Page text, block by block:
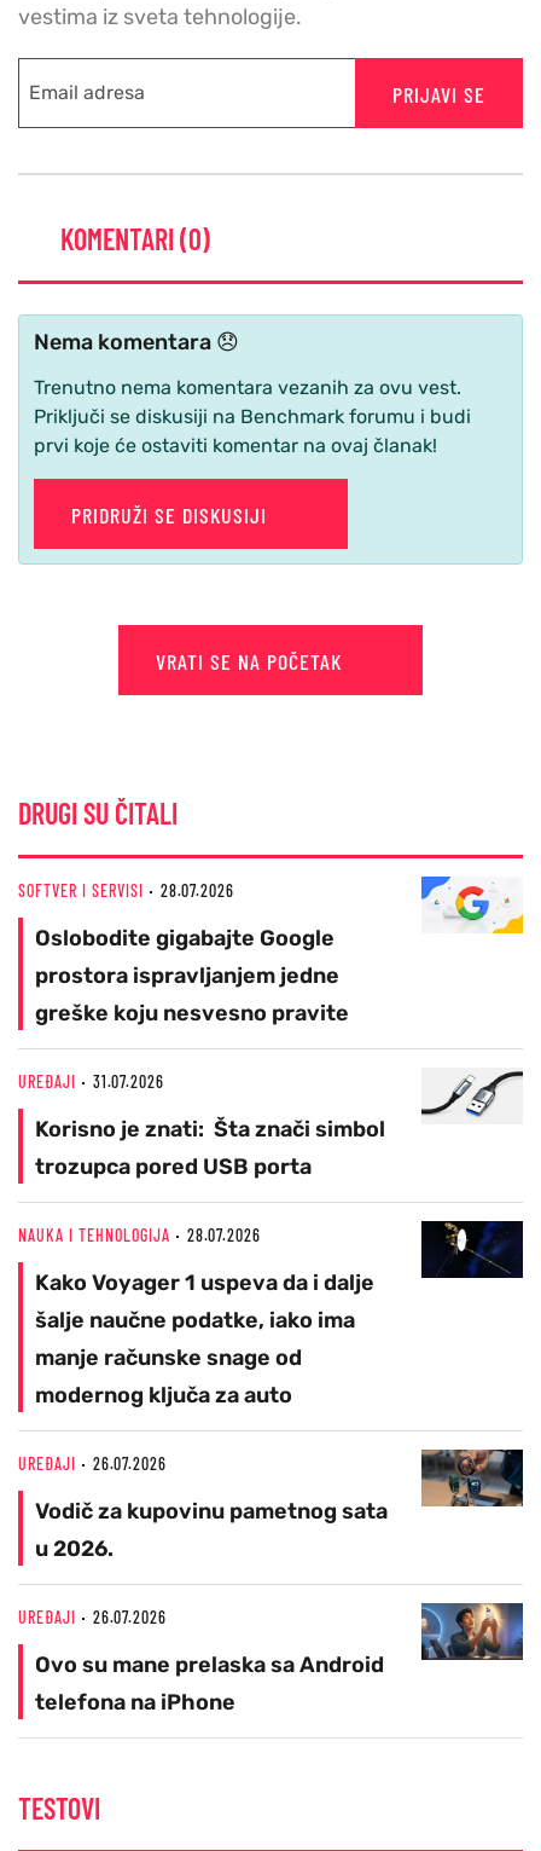
vestima iz sveta tehnologije.
PRIJAVI SE
KOMENTARI (0)
Nema komentara 😞
Trenutno nema komentara vezanih za ovu vest.
Priključi se diskusiji na Benchmark forumu i budi
prvi koje će ostaviti komentar na ovaj članak!
PRIDRUŽI SE DISKUSIJI
VRATI SE NA POČETAK
DRUGI SU ČITALI
SOFTVER I SERVISI 28.07.2026
Oslobodite gigabajte Google
prostora ispravljanjem jedne
greške koju nesvesno pravite
UREĐAJI 31.07.2026
Korisno je znati: Šta znači simbol
trozupca pored USB porta
NAUKA I TEHNOLOGIJA 28.07.2026
Kako Voyager 1 uspeva da i dalje
šalje naučne podatke, iako ima
manje računske snage od
modernog ključa za auto
UREĐAJI 26.07.2026
Vodič za kupovinu pametnog sata
u 2026.
UREĐAJI 26.07.2026
Ovo su mane prelaska sa Android
telefona na iPhone
TESTOVI